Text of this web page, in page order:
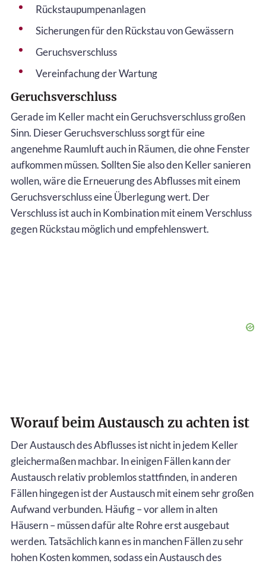
Rückstaupumpenanlagen
Sicherungen für den Rückstau von Gewässern
Geruchsverschluss
Vereinfachung der Wartung
Geruchsverschluss
Gerade im Keller macht ein Geruchsverschluss großen
Sinn. Dieser Geruchsverschluss sorgt für eine
angenehme Raumluft auch in Räumen, die ohne Fenster
aufkommen müssen. Sollten Sie also den Keller sanieren
wollen, wäre die Erneuerung des Abflusses mit einem
Geruchsverschluss eine Überlegung wert. Der
Verschluss ist auch in Kombination mit einem Verschluss
gegen Rückstau möglich und empfehlenswert.
Worauf beim Austausch zu achten ist
Der Austausch des Abflusses ist nicht in jedem Keller
gleichermaßen machbar. In einigen Fällen kann der
Austausch relativ problemlos stattfinden, in anderen
Fällen hingegen ist der Austausch mit einem sehr großen
Aufwand verbunden. Häufig – vor allem in alten
Häusern – müssen dafür alte Rohre erst ausgebaut
werden. Tatsächlich kann es in manchen Fällen zu sehr
hohen Kosten kommen, sodass ein Austausch des